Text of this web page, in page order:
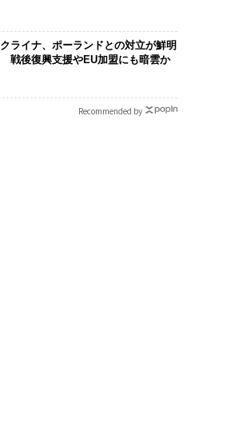
ライナ、ポーランドとの対立が鮮明
戦後復興支援やEU加盟にも暗雲か
Recommended by